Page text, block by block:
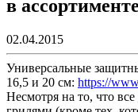
в
02.04.2015
Универсальные
16,5 и 20 см: https://
Несмотря на то, что